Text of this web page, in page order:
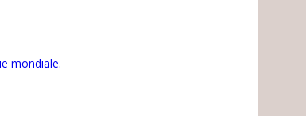
mondiale.